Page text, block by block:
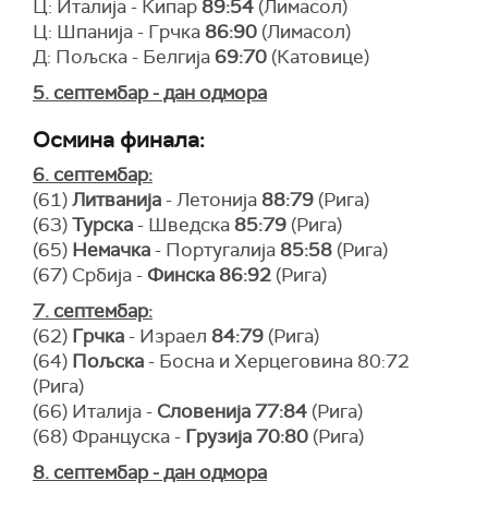
Ц: Италија - Кипар 89:54 (Лимасол)
Ц: Шпанија - Грчка 86:90 (Лимасол)
Д: Пољска - Белгија69:70 (Катовице)
5. септембар - дан одмора
Осмина финала:
6. септембар:
(61)Литванија- Летонија 88:79 (Рига)
(63)Турска- Шведска 85:79 (Рига)
(65) Немачка- Португалија 85:58 (Рига)
(67) Србија - Финска 86:92 (Рига)
7. септембар:
(62) Грчка- Израел 84:79 (Рига)
(64) Пољска- Босна и Херцеговина 80:72
(Рига)
(66) Италија - Словенија 77:84 (Рига)
(68) Француска - Грузија 70:80 (Рига)
8. септембар - дан одмора